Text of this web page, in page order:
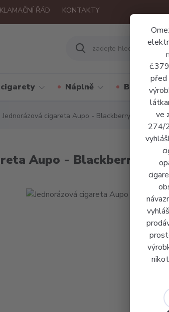
před
ve
274/
ŘÁD KONTAKTY
Náplně Báze a
Jednorázová cigareta Aupo - Blackberry Ice
Aupo - Blackberry Ice